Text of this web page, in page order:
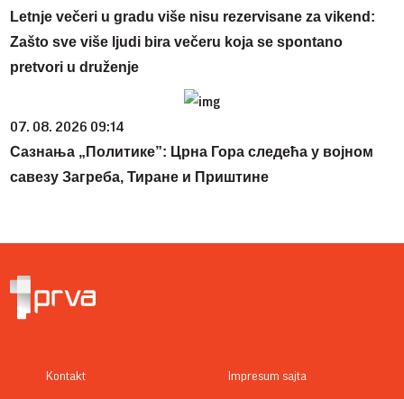
Letnje večeri u gradu više nisu rezervisane za vikend:
Zašto sve više ljudi bira večeru koja se spontano
pretvori u druženje
07. 08. 2026 09:14
Сазнања „Политике”: Црна Гора следећа у војном
савезу Загреба, Тиране и Приштине
Kontakt Impresum sajta